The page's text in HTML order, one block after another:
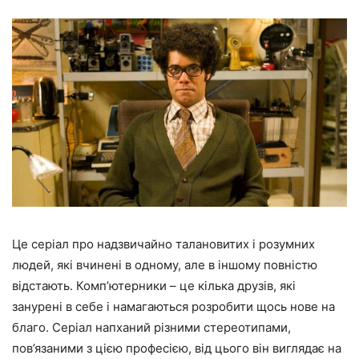
Це серіал про надзвичайно талановитих і розумних
людей, які вчинені в одному, але в іншому повністю
відстають. Комп’ютерники – це кілька друзів, які
занурені в себе і намагаються розробити щось нове на
благо. Серіал напханий різними стереотипами,
пов’язаними з цією професією, від цього він виглядає на